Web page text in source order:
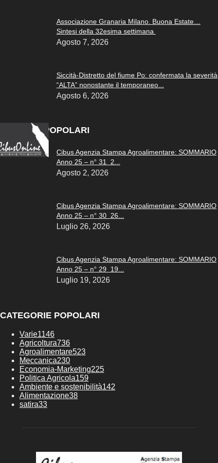
Associazione Granaria Milano. Buona Estate…
Sintesi della 32esima settimana
Agosto 7, 2026
Siccità-Distretto del fiume Po: confermata la severità
“ALTA” nonostante il temporaneo...
Agosto 6, 2026
ARTICOLI POPOLARI
Cibus Agenzia Stampa Agroalimentare: SOMMARIO
Anno 25 – n° 31 2...
Agosto 2, 2026
Cibus Agenzia Stampa Agroalimentare: SOMMARIO
Anno 25 – n° 30 26...
Luglio 26, 2026
Cibus Agenzia Stampa Agroalimentare: SOMMARIO
Anno 25 – n° 29 19...
Luglio 19, 2026
CATEGORIE POPOLARI
Varie1146
Agricoltura736
Agroalimentare523
Meccanica230
Economia-Marketing225
Politica Agricola159
Ambiente e sostenibilità142
Alimentazione38
satira33